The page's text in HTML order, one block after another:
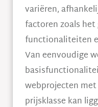
variëren,
factoren zoals
functionaliteiten
Van eenvoudige
webprojecten
prijsklasse kan